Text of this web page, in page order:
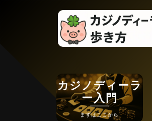
まずはここから
カジノディーラ
ー入門